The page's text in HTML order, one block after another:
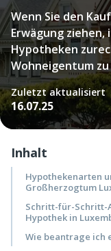
Wenn Sie den
Erwägung ziehen,
Hypotheken
Wohneigentum
Zuletzt aktualisiert
16.07.25
Inhalt
Hypothekenarten
Großherzogtum
Schritt-für-Schritt-
Hypothek in
Wie beantrage ich